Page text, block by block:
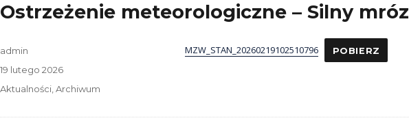
Ostrzeżenie meteorologiczne – Silny mróz
MZW_STAN_20260219102510796 POBIERZ
Autor
admin
Data
publikacji
19 lutego 2026
Kategorie
Aktualności,Archiwum